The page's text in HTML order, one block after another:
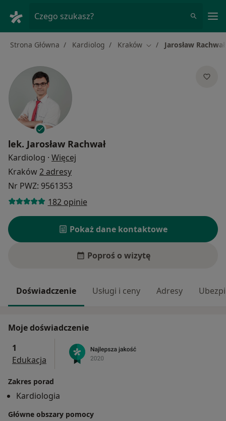
Czego szukasz?
Strona Główna Kardiolog Kraków Zmień miasto
Jarosław Rachwał
lek. Jarosław Rachwał
Kardiolog · Więcej
Kraków2 adresy
Nr PWZ: 9561353
182 opinie
Pokaż dane kontaktowe
Poproś o wizytę
Doświadczenie Usługi i ceny Adresy
Moje doświadczenie
1
Edukacja
Zakres porad
Kardiologia
Główne obszary pomocy